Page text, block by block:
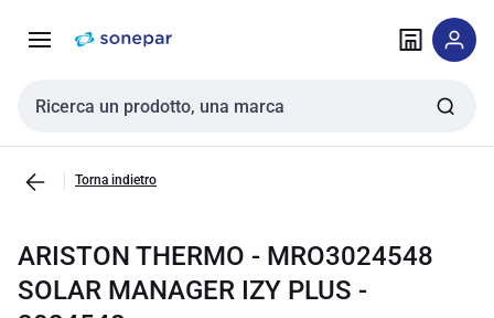
navigazione alla
Cerca input
Torna indietro
ARISTON THERMO - MRO3024548
SOLAR MANAGER IZY PLUS -